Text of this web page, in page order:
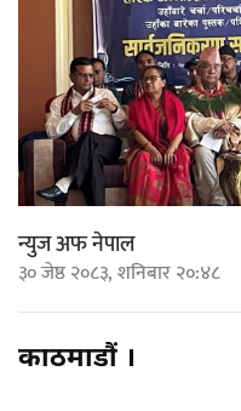
न्युज अफ नेपाल
३० जेष्ठ २०८३, शनिबार २०:४८
काठमाडौं ।